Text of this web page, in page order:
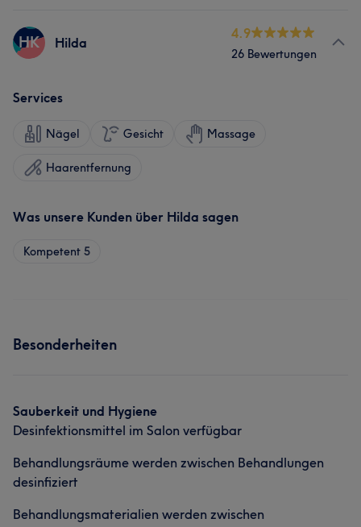
HK Hilda
4.9
26 Bewertungen
Services
Nägel Gesicht Massage
Haarentfernung
Was unsere Kunden über Hilda sagen
Kompetent 5
Besonderheiten
Sauberkeit und Hygiene
Desinfektionsmittel im Salon verfügbar
Behandlungsräume werden zwischen Behandlungen
desinfiziert
Behandlungsmaterialien werden zwischen